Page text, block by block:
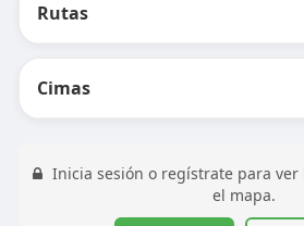
Rutas
Cimas
Inicia sesión o regístrate para ver
el mapa.